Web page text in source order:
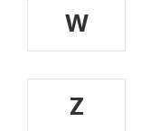
W
Z